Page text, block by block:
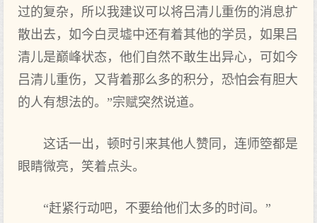
过的复杂，所以我建议可以将吕清儿重伤的消息扩
散出去，如今白灵墟中还有着其他的学员，如果吕
清儿是巅峰状态，他们自然不敢生出异心，可如今
吕清儿重伤，又背着那么多的积分，恐怕会有胆大
的人有想法的。”宗赋突然说道。
这话一出，顿时引来其他人赞同，连师箜都是
眼睛微亮，笑着点头。
“赶紧行动吧，不要给他们太多的时间。”